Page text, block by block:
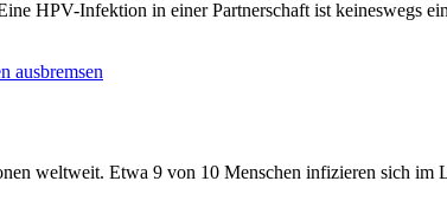
HPV-Infektion in einer Partnerschaft ist keineswegs
ausbremsen
weltweit. Etwa 9 von 10 Menschen infizieren sich im